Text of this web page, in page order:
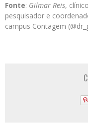
Fonte: Gilmar Reis,
pesquisador e
campus Contagem